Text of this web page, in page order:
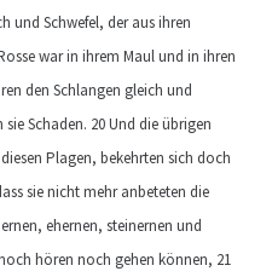
und Schwefel, der aus ihren
war in ihrem Maul und in ihren
den Schlangen gleich und
Schaden. 20 Und die übrigen
Plagen, bekehrten sich doch
sie nicht mehr anbeteten die
ehernen, steinernen und
hören noch gehen können, 21